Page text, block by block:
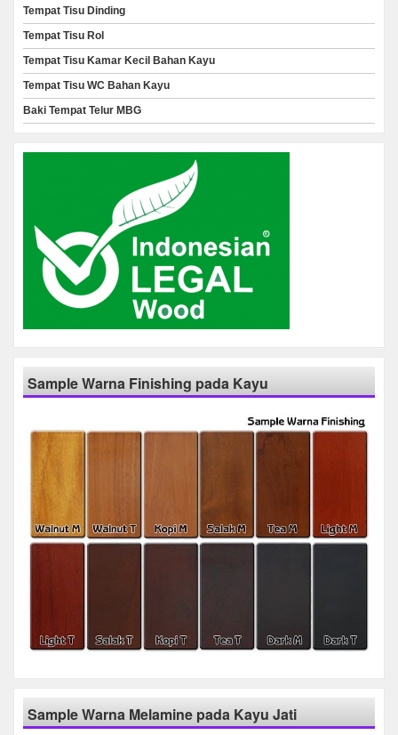
Tempat Tisu Dinding
Tempat Tisu Rol
Tempat Tisu Kamar Kecil Bahan Kayu
Tempat Tisu WC Bahan Kayu
Baki Tempat Telur MBG
Sample Warna Finishing pada Kayu
Sample Warna Melamine pada Kayu Jati